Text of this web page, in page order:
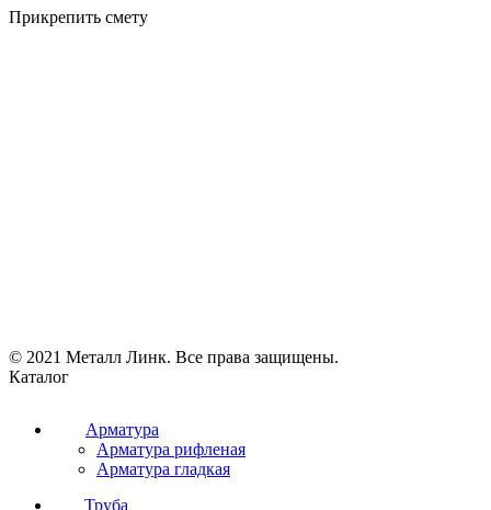
Прикрепить смету
© 2021 Металл Линк. Все права защищены.
Каталог
Арматура
Арматура рифленая
Арматура гладкая
Труба